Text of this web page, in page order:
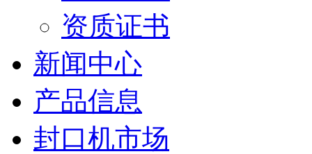
资质证书
新闻中心
产品信息
封口机市场